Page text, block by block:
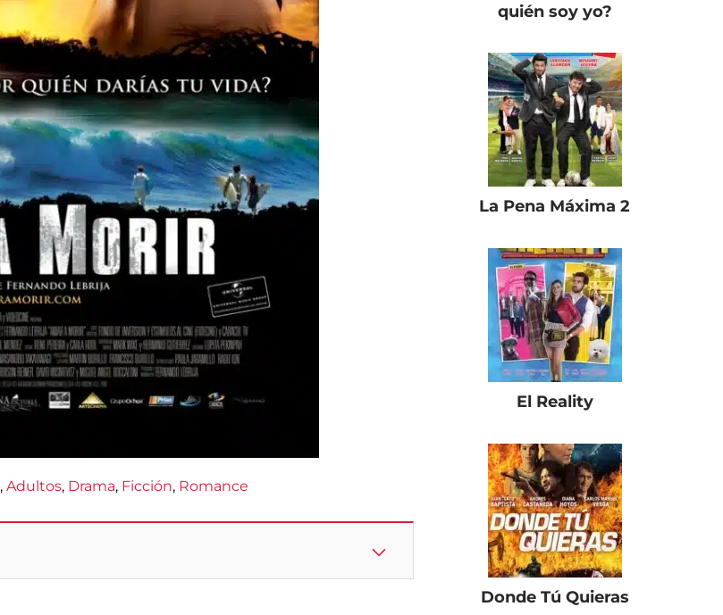
, Adultos, Drama, Ficción, Romance
quién soy yo?
La Pena Máxima 2
El Reality
Donde Tú Quieras